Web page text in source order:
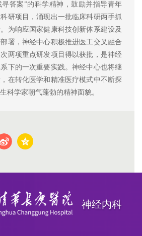
答案”的科学精神，鼓励并指导青年
研项目，涌现出一批临床科研两手抓
为响应国家健康科技创新体系建设及
署，神经中心积极推进医工交叉融合
两项重点研发项目得以获批，是神经
下的一次重要实践。神经中心也将继
在转化医学和精准医疗模式中不断探
科学家朝气蓬勃的精神面貌。
神经内科